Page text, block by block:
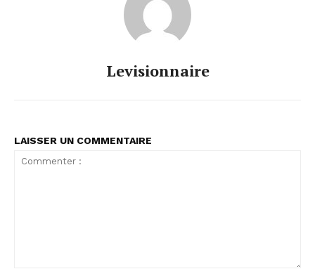
Levisionnaire
LAISSER UN COMMENTAIRE